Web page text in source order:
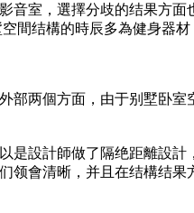
音室，選擇分歧的结果方
間结構的時辰多為健身器材
部两個方面，由于别墅卧
是設計師做了隔绝距離設
领會清晰，并且在结構结果